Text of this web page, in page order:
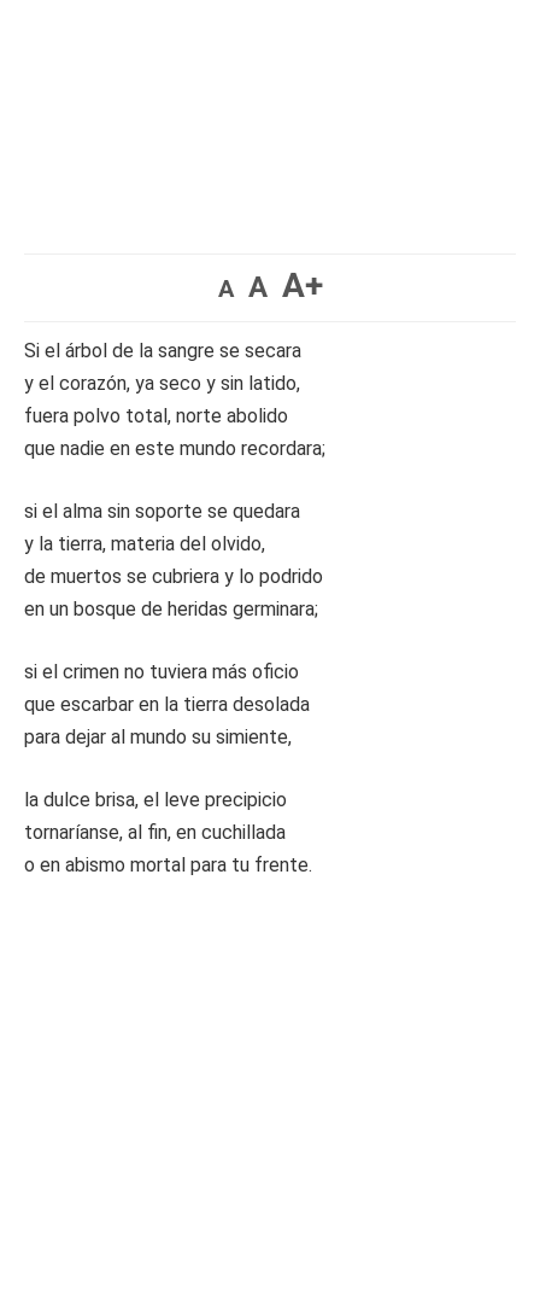
A A A+
Si el árbol de la sangre se secara
y el corazón, ya seco y sin latido,
fuera polvo total, norte abolido
que nadie en este mundo recordara;
si el alma sin soporte se quedara
y la tierra, materia del olvido,
de muertos se cubriera y lo podrido
en un bosque de heridas germinara;
si el crimen no tuviera más oficio
que escarbar en la tierra desolada
para dejar al mundo su simiente,
la dulce brisa, el leve precipicio
tornaríanse, al fin, en cuchillada
o en abismo mortal para tu frente.